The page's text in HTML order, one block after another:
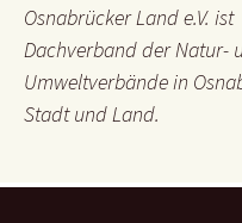
Osnabrücker Land e.V. ist
Dachverband der Natur-
Umweltverbände in
Stadt und Land.